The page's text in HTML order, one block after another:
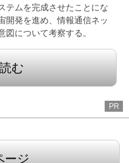
テムを完成させたことにな
開発を進め、情報通信ネッ
図について考察する。
む
PR
ージ